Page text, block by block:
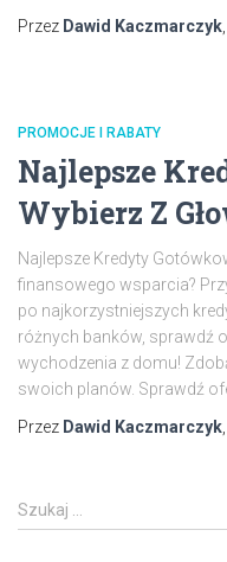
Przez Dawid Kaczmarczyk
PROMOCJE I RABATY
Najlepsze
Wybierz Z
Najlepsze Kredyty
finansowego wsparcia?
po najkorzystniejszych
różnych banków, sprawdź
wychodzenia z domu!
swoich planów. Sprawdź
Przez Dawid Kaczmarczyk
S
z
Szukaj …